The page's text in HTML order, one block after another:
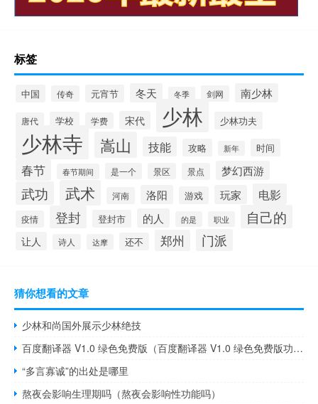
标签
中国 传奇 元宵节 冬天 冬季 剑网 南少林
唐代 学校 学费 宋代 少林 少林功夫
少林寺 嵩山 技能 攻略 新年 时间
春节 春节期间 是一个 景区 景点 梦幻西游
武功 武术 河南 洛阳 游戏 玩家 电影
疫情 登封 登封市 的人 的是 职业 自己的
让人 诗人 达摩 还不 郑州 门派
猜你想看的文章
少林和尚国外展示少林绝技
百度翻译器 V1.0 绿色免费版（百度翻译器 V1.0 绿色免费版功能简介）
“多言寡诚”的出处是哪里
熬夜会影响生理期吗（熬夜会影响性功能吗）